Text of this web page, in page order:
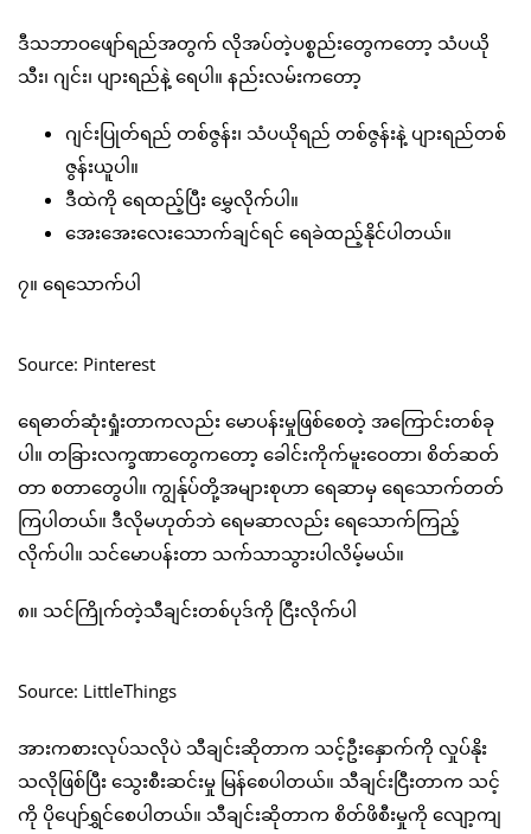
ဒီသဘာဝဖျော်ရည်အတွက် လိုအပ်တဲ့ပစ္စည်းတွေကတော့ သံပယို
သီး၊ ဂျင်း၊ ပျားရည်နဲ့ ရေပါ။ နည်းလမ်းကတော့
ဂျင်းပြုတ်ရည် တစ်ဇွန်း၊ သံပယိုရည် တစ်ဇွန်းနဲ့ ပျားရည်တစ်
ဇွန်းယူပါ။
ဒီထဲကို ရေထည့်ပြီး မွှေလိုက်ပါ။
အေးအေးလေးသောက်ချင်ရင် ရေခဲထည့်နိုင်ပါတယ်။
၇။ ရေသောက်ပါ
Source: Pinterest
ရေဓာတ်ဆုံးရှုံးတာကလည်း မောပန်းမှုဖြစ်စေတဲ့ အကြောင်းတစ်ခု
ပါ။ တခြားလက္ခဏာတွေကတော့ ခေါင်းကိုက်မူးဝေတာ၊ စိတ်ဆတ်
တာ စတာတွေပါ။ ကျွန်ုပ်တို့အများစုဟာ ရေဆာမှ ရေသောက်တတ်
ကြပါတယ်။ ဒီလိုမဟုတ်ဘဲ ရေမဆာလည်း ရေသောက်ကြည့်
လိုက်ပါ။ သင်မောပန်းတာ သက်သာသွားပါလိမ့်မယ်။
၈။ သင်ကြိုက်တဲ့သီချင်းတစ်ပုဒ်ကို ငြီးလိုက်ပါ
Source: LittleThings
အားကစားလုပ်သလိုပဲ သီချင်းဆိုတာက သင့်ဦးနှောက်ကို လှုပ်နိုး
သလိုဖြစ်ပြီး သွေးစီးဆင်းမှု မြန်စေပါတယ်။ သီချင်းငြီးတာက သင့်
ကို ပိုပျော်ရွှင်စေပါတယ်။ သီချင်းဆိုတာက စိတ်ဖိစီးမှုကို လျော့ကျ